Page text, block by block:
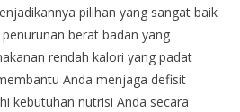
pilihan yang sangat baik
berat badan yang
rendah kalori yang padat
Anda menjaga defisit
kebutuhan nutrisi Anda secara